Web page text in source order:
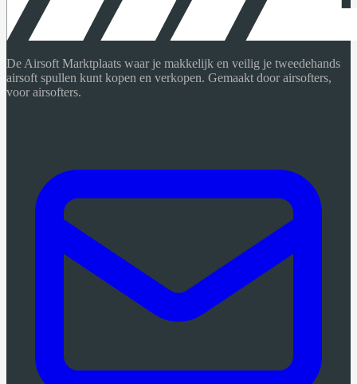
De Airsoft Marktplaats waar je makkelijk en veilig je tweedehands
airsoft spullen kunt kopen en verkopen. Gemaakt door airsofters,
voor airsofters.